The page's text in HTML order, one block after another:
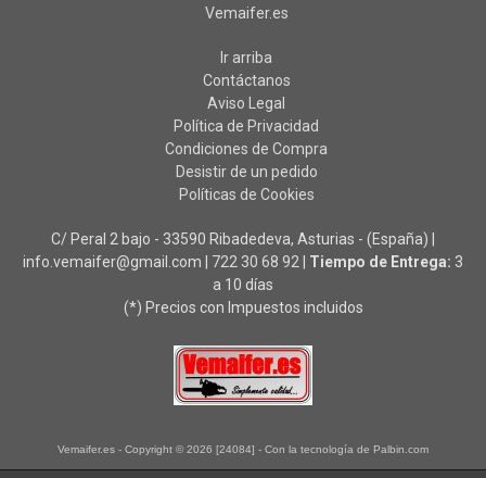
Vemaifer.es
Ir arriba
Contáctanos
Aviso Legal
Política de Privacidad
Condiciones de Compra
Desistir de un pedido
Políticas de Cookies
C/ Peral 2 bajo - 33590 Ribadedeva, Asturias - (España) |
info.vemaifer@gmail.com | 722 30 68 92 Tiempo de Entrega: 3
a 10 días
(*) Precios con Impuestos incluidos
Vemaifer.es - Copyright © 2026 [24084] - Con la tecnología de Palbin.com